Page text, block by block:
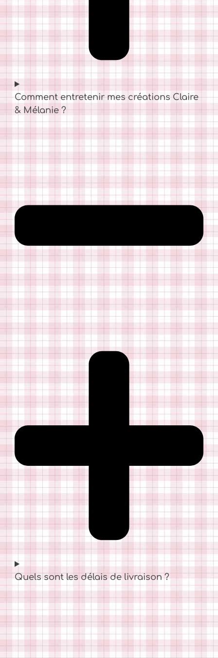
Comment entretenir mes créations Claire
& Mélanie ?
Quels sont les délais de livraison ?